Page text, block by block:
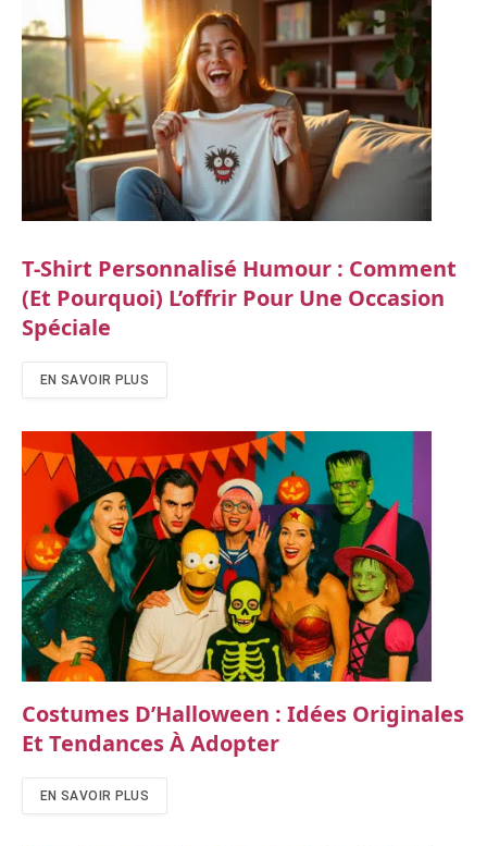
T-Shirt Personnalisé Humour : Comment
(et Pourquoi) L’offrir Pour Une Occasion
Spéciale
EN SAVOIR PLUS
Costumes D’Halloween : Idées Originales
Et Tendances À Adopter
EN SAVOIR PLUS